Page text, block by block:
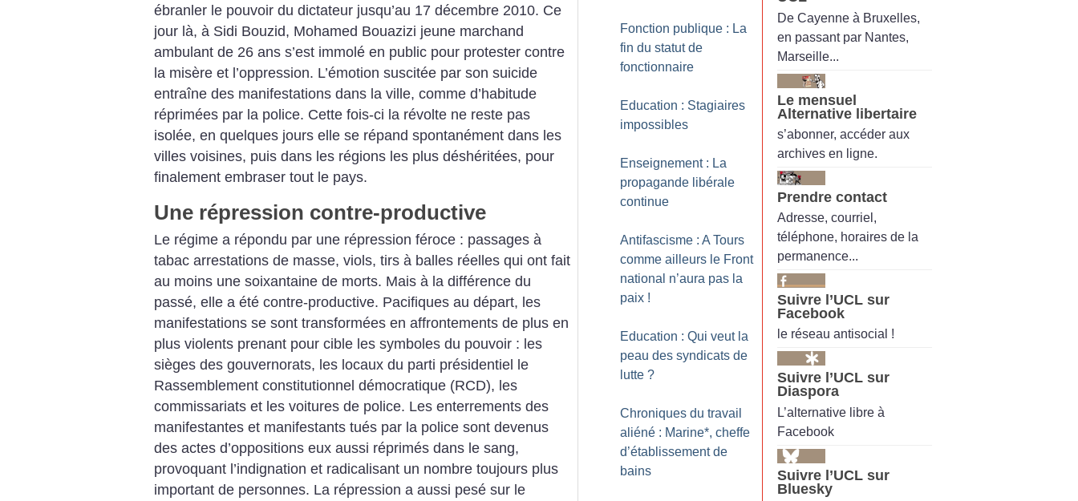
ébranler le pouvoir du dictateur jusqu’au 17 décembre 2010. Ce
jour là, à Sidi Bouzid, Mohamed Bouazizi jeune marchand
ambulant de 26 ans s’est immolé en public pour protester contre
la misère et l’oppression. L’émotion suscitée par son suicide
entraîne des manifestations dans la ville, comme d’habitude
réprimées par la police. Cette fois-ci la révolte ne reste pas
isolée, en quelques jours elle se répand spontanément dans les
villes voisines, puis dans les régions les plus déshéritées, pour
finalement embraser tout le pays.
Une répression contre-productive
Le régime a répondu par une répression féroce : passages à
tabac arrestations de masse, viols, tirs à balles réelles qui ont fait
au moins une soixantaine de morts. Mais à la différence du
passé, elle a été contre-productive. Pacifiques au départ, les
manifestations se sont transformées en affrontements de plus en
plus violents prenant pour cible les symboles du pouvoir : les
sièges des gouvernorats, les locaux du parti présidentiel le
Rassemblement constitutionnel démocratique (RCD), les
commissariats et les voitures de police. Les enterrements des
manifestantes et manifestants tués par la police sont devenus
des actes d’oppositions eux aussi réprimés dans le sang,
provoquant l’indignation et radicalisant un nombre toujours plus
important de personnes. La répression a aussi pesé sur le
Fonction publique : La
fin du statut de
fonctionnaire
Education : Stagiaires
impossibles
Enseignement : La
propagande libérale
continue
Antifascisme : A Tours
comme ailleurs le Front
national n’aura pas la
paix !
Education : Qui veut la
peau des syndicats de
lutte ?
Chroniques du travail
aliéné : Marine*, cheffe
d’établissement de
bains
De Cayenne à Bruxelles,
en passant par Nantes,
Marseille...
Le mensuel
Alternative libertaire
s’abonner, accéder aux
archives en ligne.
Prendre contact
Adresse, courriel,
téléphone, horaires de la
permanence...
Suivre l’UCL sur
Facebook
le réseau antisocial !
Suivre l’UCL sur
Diaspora
L’alternative libre à
Facebook
Suivre l’UCL sur
Bluesky